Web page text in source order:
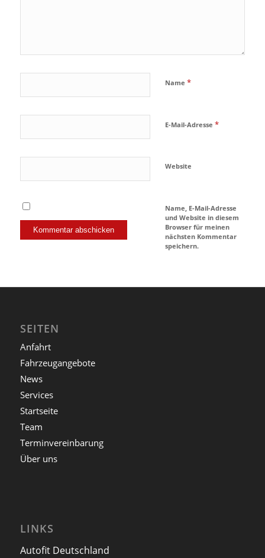
Name *
E-Mail-Adresse *
Website
Name, E-Mail-Adresse
und Website in diesem
Browser für meinen
nächsten Kommentar
speichern.
SEITEN
Anfahrt
Fahrzeugangebote
News
Services
Startseite
Team
Terminvereinbarung
Über uns
LINKS
Autofit Deutschland